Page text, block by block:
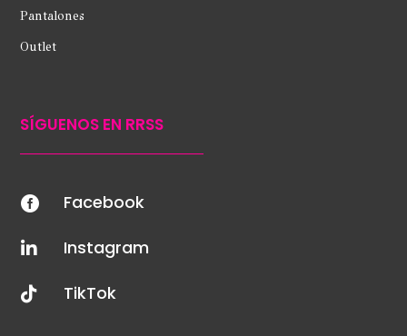
Pantalones
Outlet
SÍGUENOS EN RRSS
 Facebook
 Instagram
 TikTok